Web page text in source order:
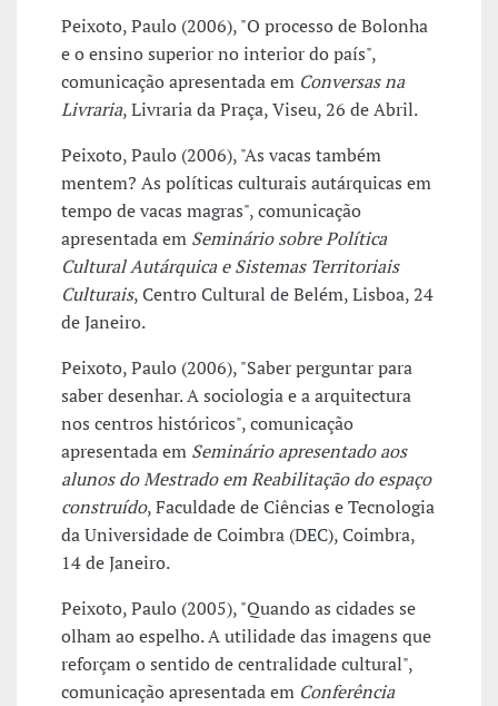
Peixoto, Paulo (2006), "O processo de Bolonha
e o ensino superior no interior do país",
comunicação apresentada em Conversas na
Livraria, Livraria da Praça, Viseu, 26 de Abril.
Peixoto, Paulo (2006), "As vacas também
mentem? As políticas culturais autárquicas em
tempo de vacas magras", comunicação
apresentada em Seminário sobre Política
Cultural Autárquica e Sistemas Territoriais
Culturais, Centro Cultural de Belém, Lisboa, 24
de Janeiro.
Peixoto, Paulo (2006), "Saber perguntar para
saber desenhar. A sociologia e a arquitectura
nos centros históricos", comunicação
apresentada em Seminário apresentado aos
alunos do Mestrado em Reabilitação do espaço
construído, Faculdade de Ciências e Tecnologia
da Universidade de Coimbra (DEC), Coimbra,
14 de Janeiro.
Peixoto, Paulo (2005), "Quando as cidades se
olham ao espelho. A utilidade das imagens que
reforçam o sentido de centralidade cultural",
comunicação apresentada em Conferência